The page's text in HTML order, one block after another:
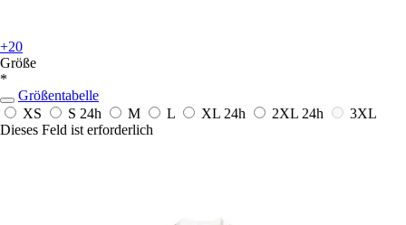
+20
Größe
*
Größentabelle
XS
S 24h M L XL 24h 2XL 24h
3XL
Dieses Feld ist erforderlich